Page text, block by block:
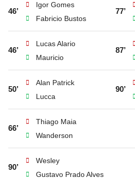
46’
Igor Gomes
Fabricio Bustos
77’
46’
Lucas Alario
Mauricio
87’
50’
Alan Patrick
Lucca
90’
66’
Thiago Maia
Wanderson
90’
Wesley
Gustavo Prado Alves